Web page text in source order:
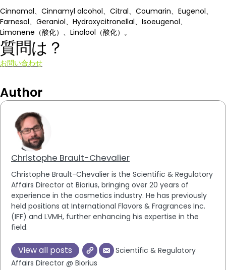
Cinnamal、Cinnamyl alcohol、Citral、Coumarin、Eugenol、
Farnesol、Geraniol、Hydroxycitronellal、Isoeugenol、
Limonene（酸化）、Linalool（酸化）。
質問は？
お問い合わせ
Author
Christophe Brault-Chevalier
Christophe Brault-Chevalier is the Scientific & Regulatory
Affairs Director at Biorius, bringing over 20 years of
experience in the cosmetics industry. He has previously
held positions at International Flavors & Fragrances Inc.
(IFF) and LVMH, further enhancing his expertise in the
field.
View all posts
Scientific & Regulatory
Affairs Director @ Biorius